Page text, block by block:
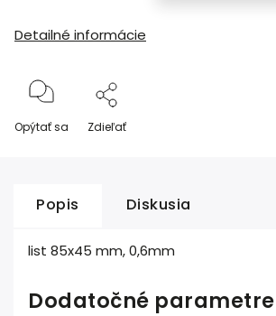
Detailné informácie
Opýtať sa Zdieľať
Popis Diskusia
list 85x45 mm, 0,6mm
Dodatočné parametre